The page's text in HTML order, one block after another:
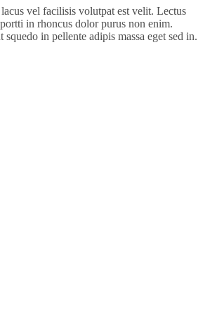
lacus vel facilisis volutpat est velit. Lectus
in rhoncus dolor purus non enim.
squedo in pellente adipis massa eget sed in.